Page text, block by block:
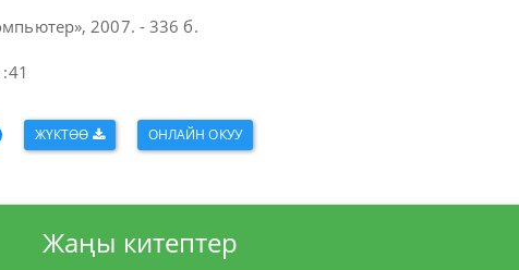
2007. - 336 б.
ЖҮКТӨӨ ОНЛАЙН ОКУУ
Жаңы китептер